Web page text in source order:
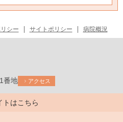
シー サイトポリシー 病院概況
番地
アクセス
トはこちら